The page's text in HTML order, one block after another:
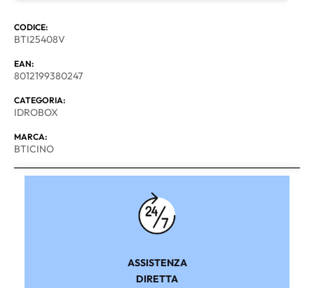
CODICE:
BTI25408V
EAN:
8012199380247
CATEGORIA:
IDROBOX
MARCA:
BTICINO
ASSISTENZA
DIRETTA